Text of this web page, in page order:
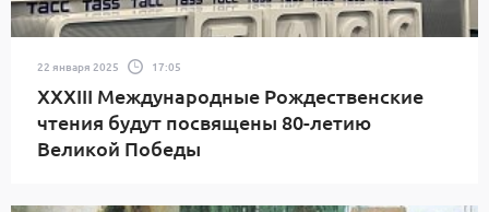
22 января 2025 17:05
XXXIII Международные Рождественские
чтения будут посвящены 80-летию
Великой Победы